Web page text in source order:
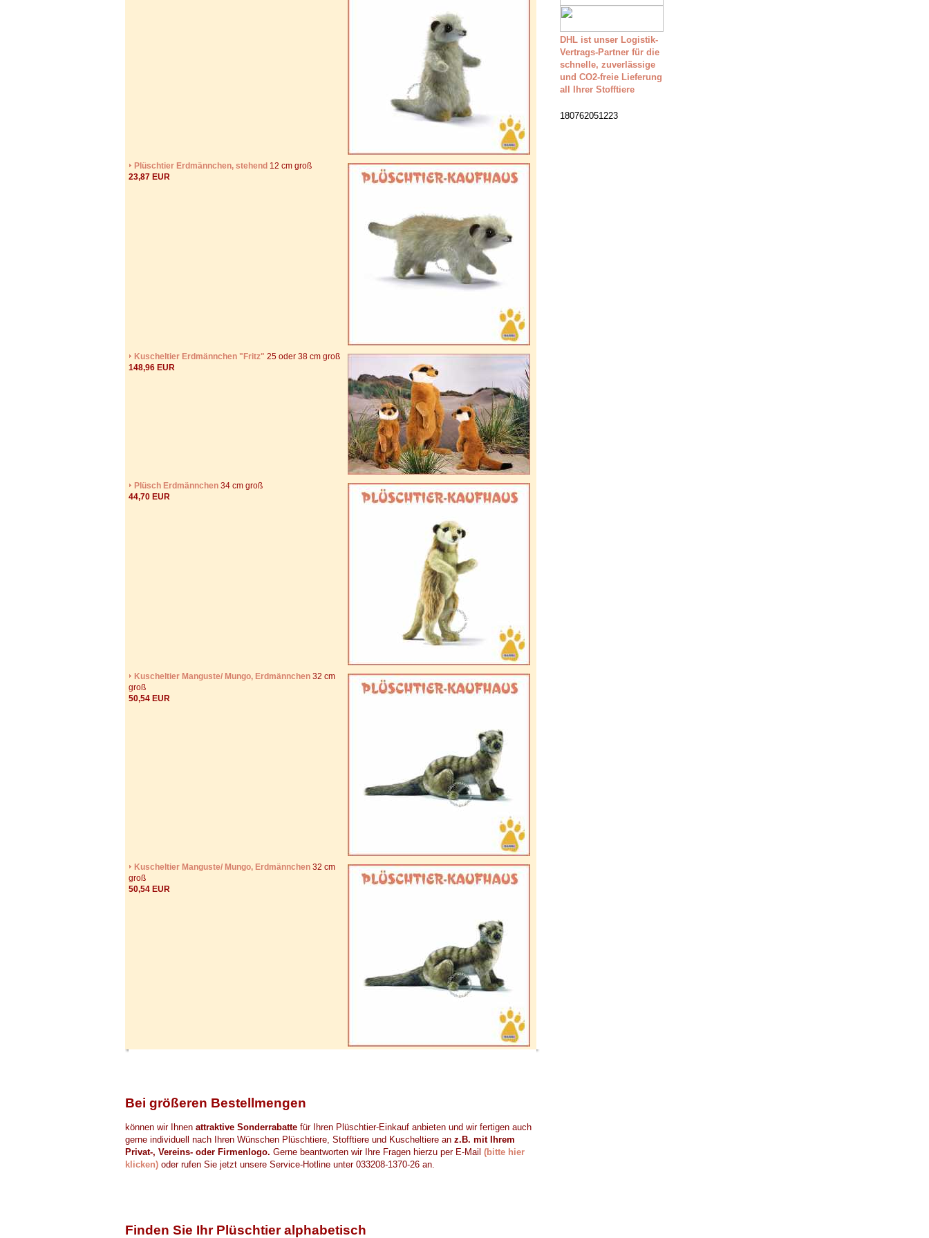
Plüschtier Erdmännchen, stehend 12 cm groß
23,87 EUR
Kuscheltier Erdmännchen "Fritz" 25 oder 38 cm groß
148,96 EUR
Plüsch Erdmännchen 34 cm groß
44,70 EUR
Kuscheltier Manguste/ Mungo, Erdmännchen 32 cm
groß
50,54 EUR
Kuscheltier Manguste/ Mungo, Erdmännchen 32 cm
groß
50,54 EUR
Bei größeren Bestellmengen
können wir Ihnen attraktive Sonderrabatte für Ihren Plüschtier-Einkauf anbieten und wir fertigen auch
gerne individuell nach Ihren Wünschen Plüschtiere, Stofftiere und Kuscheltiere an z.B. mit Ihrem
Privat-, Vereins- oder Firmenlogo. Gerne beantworten wir Ihre Fragen hierzu per E-Mail (bitte hier
klicken) oder rufen Sie jetzt unsere Service-Hotline unter 033208-1370-26 an.
Finden Sie Ihr Plüschtier alphabetisch
DHL ist unser Logistik-
Vertrags-Partner für die
schnelle, zuverlässige
und CO2-freie Lieferung
all Ihrer Stofftiere
180762051223